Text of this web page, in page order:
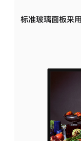
标准玻璃面板采